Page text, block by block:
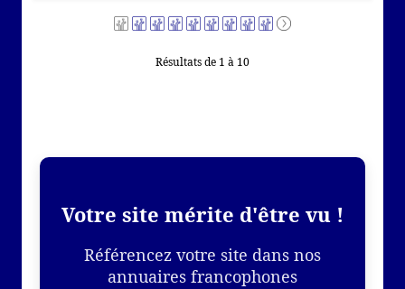
Résultats de 1 à 10
Votre site mérite d'être vu !
Référencez votre site dans nos
annuaires francophones